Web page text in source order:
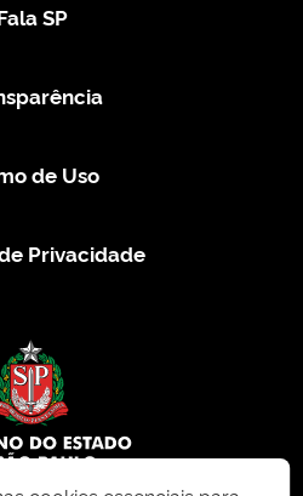
SP
de Uso
Privacidade